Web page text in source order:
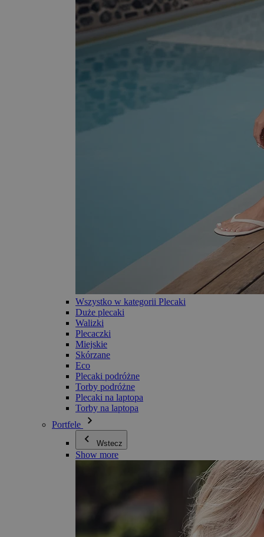
Wszystko w kategorii Plecaki
Duże plecaki
Walizki
Plecaczki
Miejskie
Skórzane
Eco
Plecaki podróżne
Torby podróżne
Plecaki na laptopa
Torby na laptopa
Portfele
Wstecz
Show more